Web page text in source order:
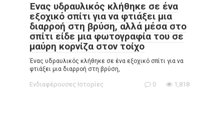
Ένας υδραυλικός κλήθηκε σε ένα
εξοχικό σπίτι για να φτιάξει μια
διαρροή στη βρύση, αλλά μέσα στο
σπίτι είδε μια φωτογραφία του σε
μαύρη κορνίζα στον τοίχο
Ένας υδραυλικός κλήθηκε σε ένα εξοχικό σπίτι για να
φτιάξει μια διαρροή στη βρύση,
Ενδιαφέρουσες Ιστορίες 0 1,818